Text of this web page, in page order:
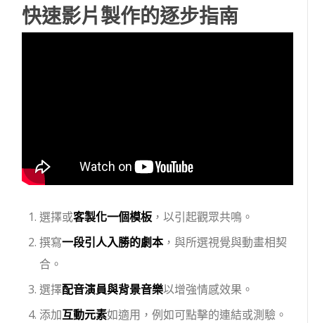
快速影片製作的逐步指南
選擇或客製化一個模板 ，以引起觀眾共鳴。
撰寫一段引人入勝的劇本，與所選視覺與動畫相契
合。
選擇配音演員與背景音樂以增強情感效果。
添加互動元素如適用，例如可點擊的連結或測驗。